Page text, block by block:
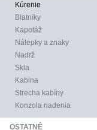
Kúrenie
Blatníky
Kapotáž
Nálepky a znaky
Nadrž
Skla
Kabina
Strecha kabíny
Konzola riadenia
OSTATNÉ